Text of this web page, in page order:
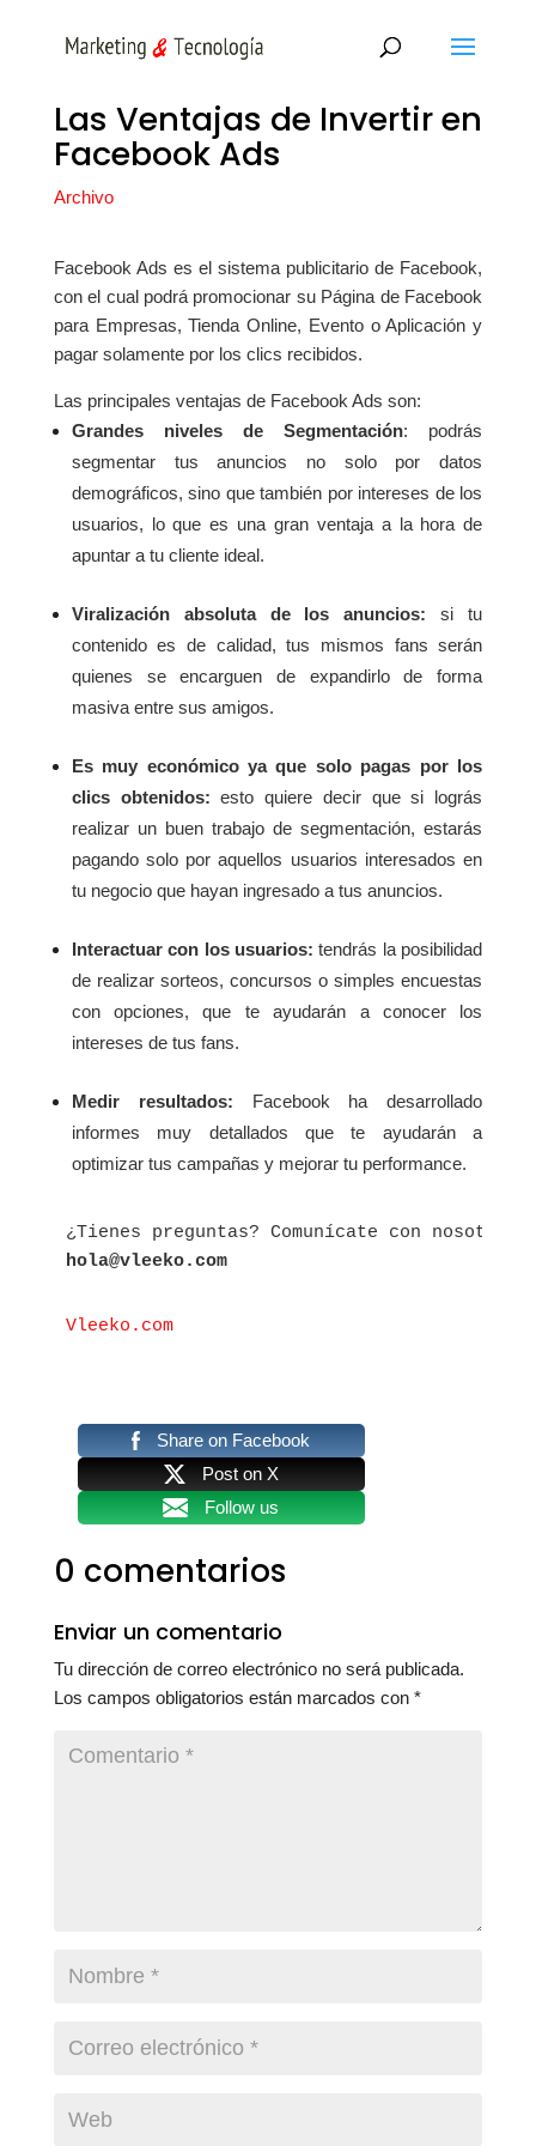
Las Ventajas de Invertir en
Facebook Ads
Archivo
Facebook Ads es el sistema publicitario de Facebook,
con el cual podrá promocionar su Página de Facebook
para Empresas, Tienda Online, Evento o Aplicación y
pagar solamente por los clics recibidos.
Las principales ventajas de Facebook Ads son:
Grandes niveles de Segmentación: podrás
segmentar tus anuncios no solo por datos
demográficos, sino que también por intereses de los
usuarios, lo que es una gran ventaja a la hora de
apuntar a tu cliente ideal.
Viralización absoluta de los anuncios: si tu
contenido es de calidad, tus mismos fans serán
quienes se encarguen de expandirlo de forma
masiva entre sus amigos.
Es muy económico ya que solo pagas por los
clics obtenidos: esto quiere decir que si lográs
realizar un buen trabajo de segmentación, estarás
pagando solo por aquellos usuarios interesados en
tu negocio que hayan ingresado a tus anuncios.
Interactuar con los usuarios: tendrás la posibilidad
de realizar sorteos, concursos o simples encuestas
con opciones, que te ayudarán a conocer los
intereses de tus fans.
Medir resultados: Facebook ha desarrollado
informes muy detallados que te ayudarán a
optimizar tus campañas y mejorar tu performance.
hola@vleeko.com
Vleeko.com
Share on Facebook
Post on X
Follow us
0 comentarios
Enviar un comentario
Tu dirección de correo electrónico no será publicada.
Los campos obligatorios están marcados con *